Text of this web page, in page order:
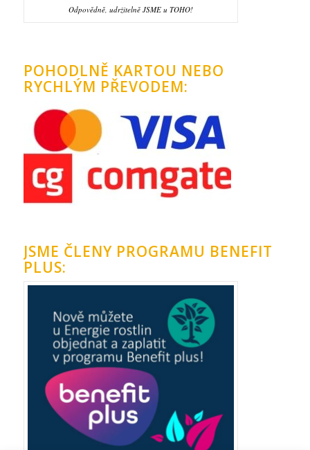
Odpovědně, udržitelně JSME u TOHO!
POHODLNĚ KARTOU NEBO
RYCHLÝM PŘEVODEM:
JSME ČLENY PROGRAMU BENEFIT
PLUS: